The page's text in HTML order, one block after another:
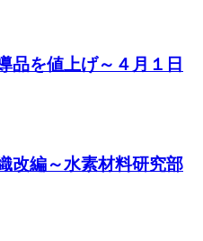
品を値上げ～４月１日
改編～水素材料研究部